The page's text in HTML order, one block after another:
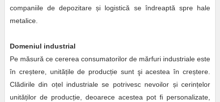
companiile de depozitare și logistică se îndreaptă spre hale
metalice.
Domeniul industrial
Pe măsură ce cererea consumatorilor de mărfuri industriale este
în creștere, unitățile de producție sunt şi acestea în creștere.
Clădirile din oțel industriale se potrivesc nevoilor și cerințelor
unităților de producție, deoarece acestea pot fi personalizate,